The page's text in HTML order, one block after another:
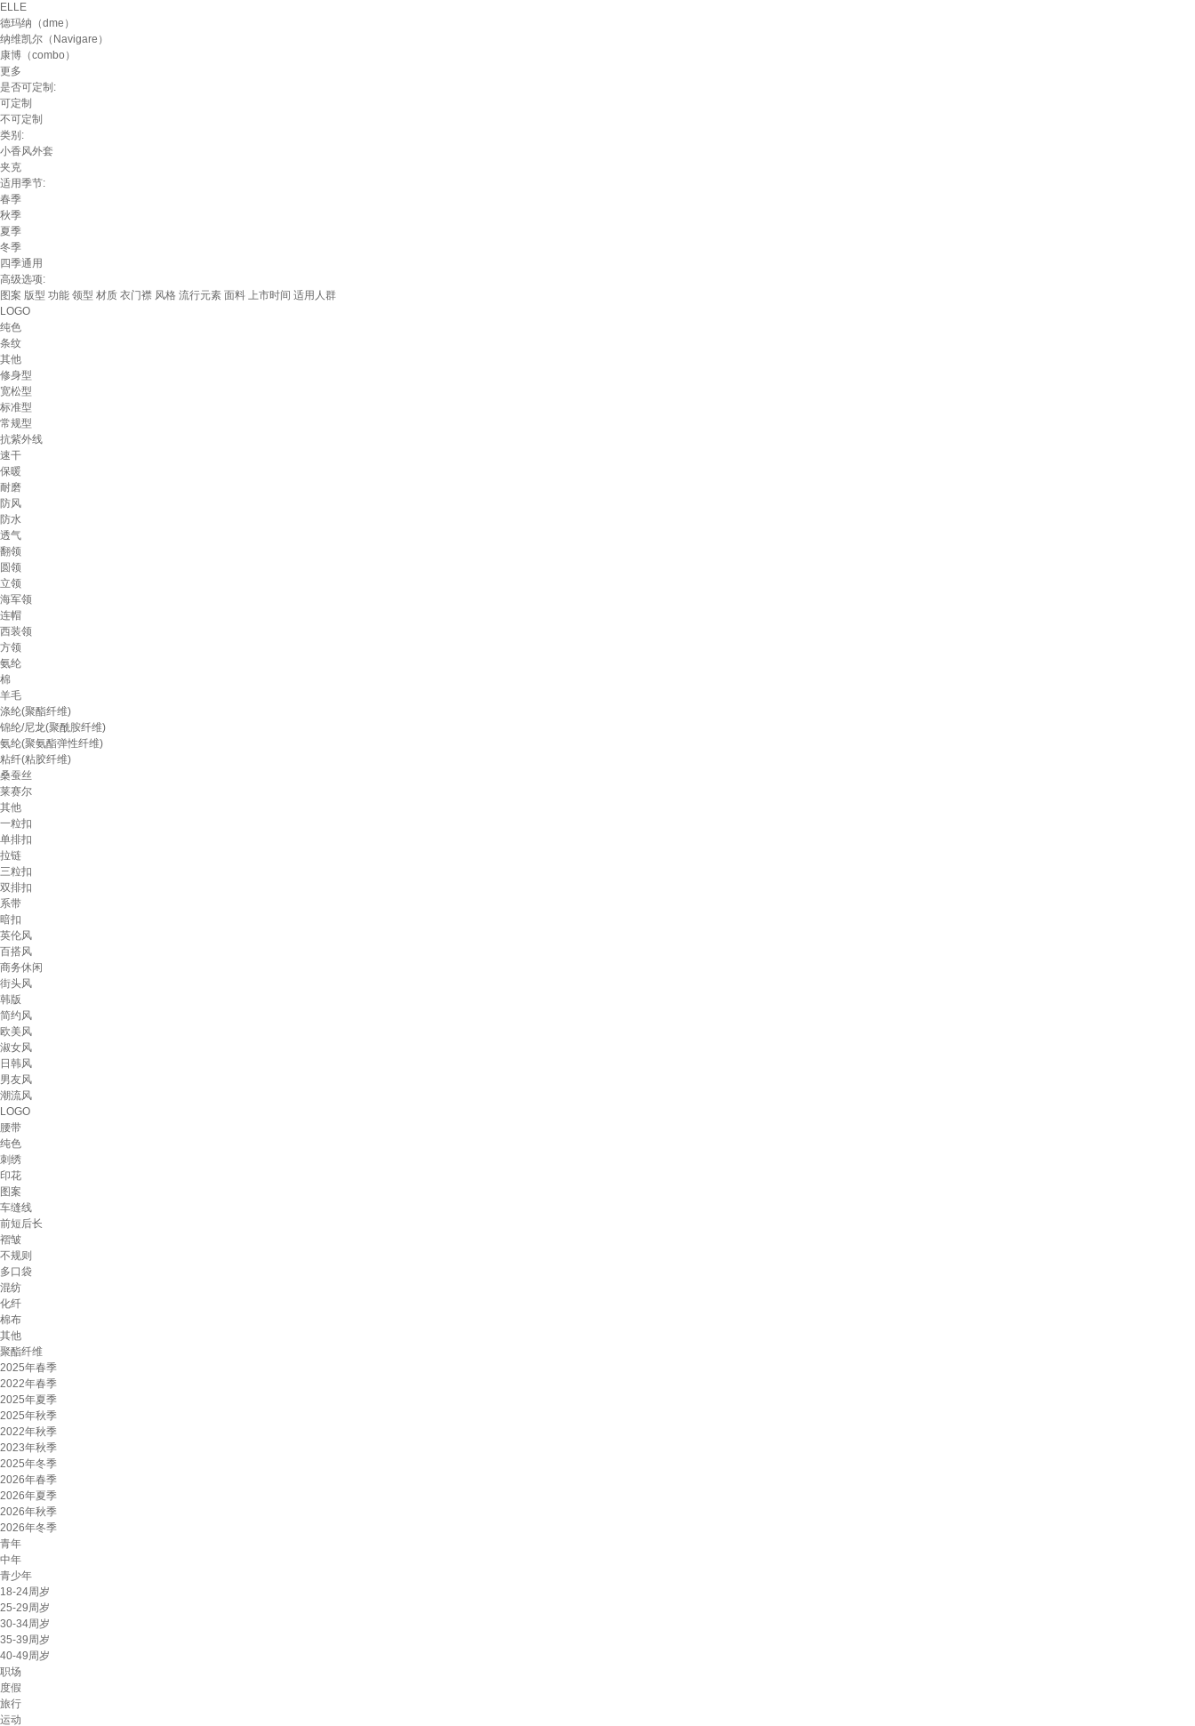
ELLE
德玛纳（dme）
纳维凯尔（Navigare）
康博（combo）
更多
是否可定制:
可定制
不可定制
类别:
小香风外套
夹克
适用季节:
春季
秋季
夏季
冬季
四季通用
高级选项:
图案 版型 功能 领型 材质 衣门襟 风格 流行元素 面料 上市时间 适用人群
LOGO
纯色
条纹
其他
修身型
宽松型
标准型
常规型
抗紫外线
速干
保暖
耐磨
防风
防水
透气
翻领
圆领
立领
海军领
连帽
西装领
方领
氨纶
棉
羊毛
涤纶(聚酯纤维)
锦纶/尼龙(聚酰胺纤维)
氨纶(聚氨酯弹性纤维)
粘纤(粘胶纤维)
桑蚕丝
莱赛尔
其他
一粒扣
单排扣
拉链
三粒扣
双排扣
系带
暗扣
英伦风
百搭风
商务休闲
街头风
韩版
简约风
欧美风
淑女风
日韩风
男友风
潮流风
LOGO
腰带
纯色
刺绣
印花
图案
车缝线
前短后长
褶皱
不规则
多口袋
混纺
化纤
棉布
其他
聚酯纤维
2025年春季
2022年春季
2025年夏季
2025年秋季
2022年秋季
2023年秋季
2025年冬季
2026年春季
2026年夏季
2026年秋季
2026年冬季
青年
中年
青少年
18-24周岁
25-29周岁
30-34周岁
35-39周岁
40-49周岁
职场
度假
旅行
运动